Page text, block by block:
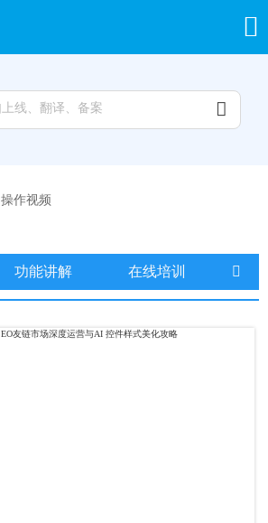


操作视频
功能讲解 在线培训 